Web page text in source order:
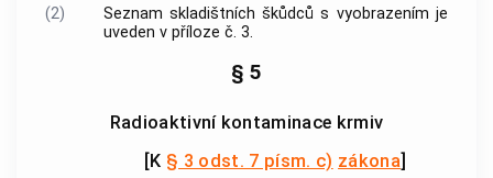
(2)
Seznam skladištních škůdců s vyobrazením je
uveden v příloze č. 3.
§ 5
Radioaktivní kontaminace krmiv
[K § 3 odst. 7 písm. c) zákona]